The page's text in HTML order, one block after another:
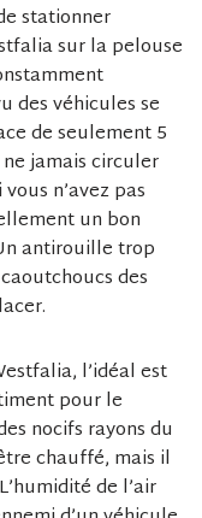
stationner
sur la pelouse
des véhicules se
de seulement 5
jamais circuler
n’avez pas
un bon
antirouille trop
des
l’idéal est
pour le
nocifs rayons du
chauffé, mais il
de l’air